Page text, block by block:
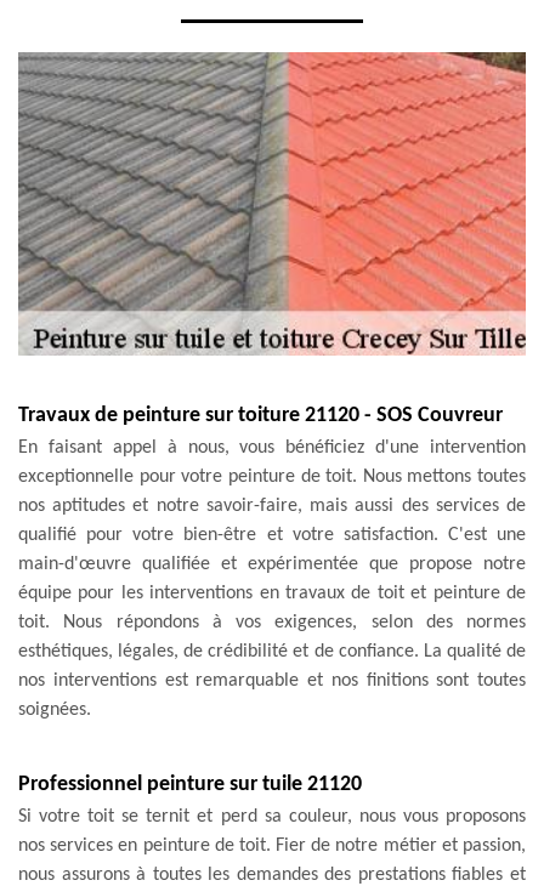
Travaux de peinture sur toiture 21120 - SOS Couvreur
En faisant appel à nous, vous bénéficiez d'une intervention
exceptionnelle pour votre peinture de toit. Nous mettons toutes
nos aptitudes et notre savoir-faire, mais aussi des services de
qualifié pour votre bien-être et votre satisfaction. C'est une
main-d'œuvre qualifiée et expérimentée que propose notre
équipe pour les interventions en travaux de toit et peinture de
toit. Nous répondons à vos exigences, selon des normes
esthétiques, légales, de crédibilité et de confiance. La qualité de
nos interventions est remarquable et nos finitions sont toutes
soignées.
Professionnel peinture sur tuile 21120
Si votre toit se ternit et perd sa couleur, nous vous proposons
nos services en peinture de toit. Fier de notre métier et passion,
nous assurons à toutes les demandes des prestations fiables et